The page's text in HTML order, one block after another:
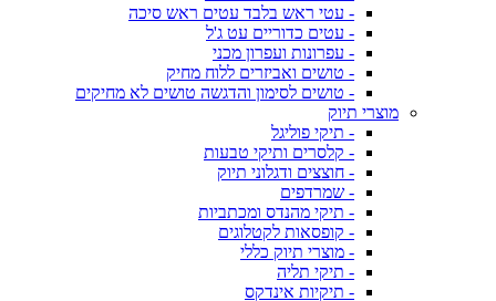
- עטי ראש בלבד עטים ראש סיכה
- עטים כדוריים עט ג'ל
- עפרונות ועפרון מכני
- טושים ואביזרים ללוח מחיק
- טושים לסימון והדגשה טושים לא מחיקים
מוצרי תיוק
- תיקי פוליגל
- קלסרים ותיקי טבעות
- חוצצים ודגלוני תיוק
- שמרדפים
- תיקי מהנדס ומכתביות
- קופסאות לקטלוגים
- מוצרי תיוק כללי
- תיקי תליה
- תיקיות אינדקס